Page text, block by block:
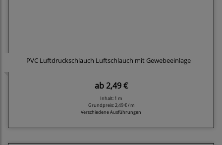
PVC Luftdruckschlauch Luftschlauch mit Gewebeeinlage
ab2,49 €
Inhalt: 1 m
Grundpreis:2,49 € / m
Verschiedene Ausführungen